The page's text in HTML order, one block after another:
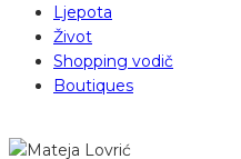
Ljepota
Život
Shopping vodič
Boutiques